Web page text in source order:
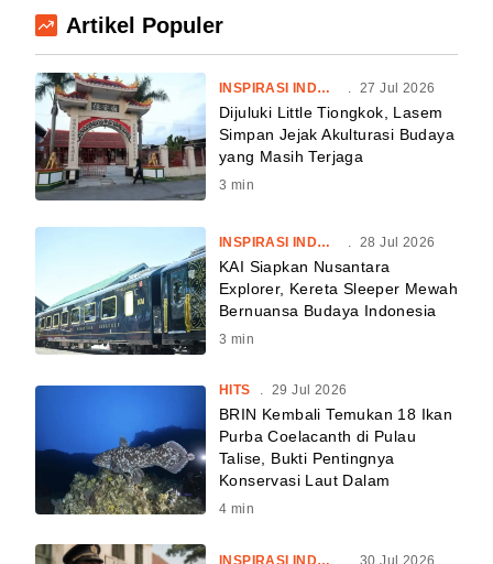
Artikel Populer
INSPIRASI INDONESIA . 27 Jul 2026
Dijuluki Little Tiongkok, Lasem
Simpan Jejak Akulturasi Budaya
yang Masih Terjaga
3 min
INSPIRASI INDONESIA . 28 Jul 2026
KAI Siapkan Nusantara
Explorer, Kereta Sleeper Mewah
Bernuansa Budaya Indonesia
3 min
HITS . 29 Jul 2026
BRIN Kembali Temukan 18 Ikan
Purba Coelacanth di Pulau
Talise, Bukti Pentingnya
Konservasi Laut Dalam
4 min
INSPIRASI INDONESIA 30 Jul 2026